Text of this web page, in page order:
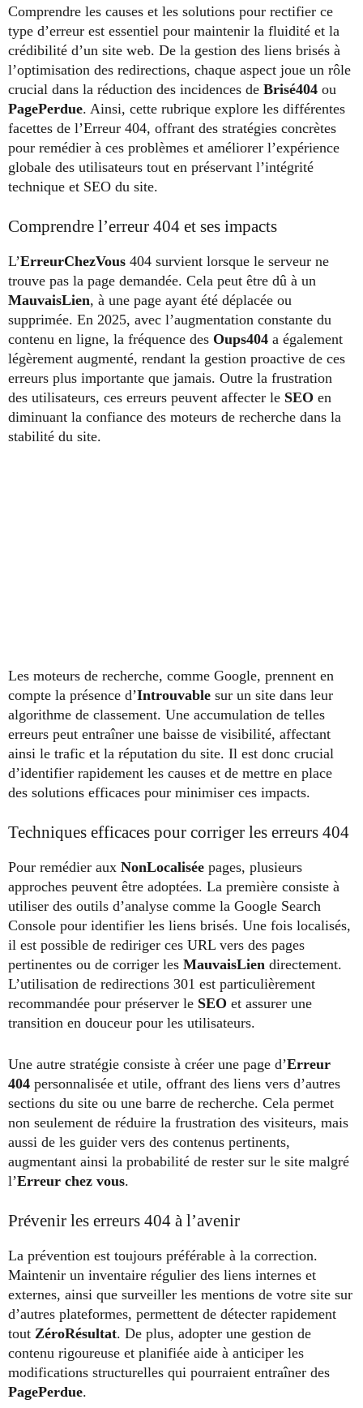
Comprendre les causes et les solutions pour rectifier ce
type d’erreur est essentiel pour maintenir la fluidité et la
crédibilité d’un site web. De la gestion des liens brisés à
l’optimisation des redirections, chaque aspect joue un rôle
crucial dans la réduction des incidences de Brisé404 ou
PagePerdue. Ainsi, cette rubrique explore les différentes
facettes de l’Erreur 404, offrant des stratégies concrètes
pour remédier à ces problèmes et améliorer l’expérience
globale des utilisateurs tout en préservant l’intégrité
technique et SEO du site.
Comprendre l’erreur 404 et ses impacts
L’ErreurChezVous 404 survient lorsque le serveur ne
trouve pas la page demandée. Cela peut être dû à un
MauvaisLien, à une page ayant été déplacée ou
supprimée. En 2025, avec l’augmentation constante du
contenu en ligne, la fréquence des Oups404 a également
légèrement augmenté, rendant la gestion proactive de ces
erreurs plus importante que jamais. Outre la frustration
des utilisateurs, ces erreurs peuvent affecter le SEO en
diminuant la confiance des moteurs de recherche dans la
stabilité du site.
Les moteurs de recherche, comme Google, prennent en
compte la présence d’Introuvable sur un site dans leur
algorithme de classement. Une accumulation de telles
erreurs peut entraîner une baisse de visibilité, affectant
ainsi le trafic et la réputation du site. Il est donc crucial
d’identifier rapidement les causes et de mettre en place
des solutions efficaces pour minimiser ces impacts.
Techniques efficaces pour corriger les erreurs 404
Pour remédier aux NonLocalisée pages, plusieurs
approches peuvent être adoptées. La première consiste à
utiliser des outils d’analyse comme la Google Search
Console pour identifier les liens brisés. Une fois localisés,
il est possible de rediriger ces URL vers des pages
pertinentes ou de corriger les MauvaisLien directement.
L’utilisation de redirections 301 est particulièrement
recommandée pour préserver le SEO et assurer une
transition en douceur pour les utilisateurs.
Une autre stratégie consiste à créer une page d’Erreur
404 personnalisée et utile, offrant des liens vers d’autres
sections du site ou une barre de recherche. Cela permet
non seulement de réduire la frustration des visiteurs, mais
aussi de les guider vers des contenus pertinents,
augmentant ainsi la probabilité de rester sur le site malgré
l’Erreur chez vous.
Prévenir les erreurs 404 à l’avenir
La prévention est toujours préférable à la correction.
Maintenir un inventaire régulier des liens internes et
externes, ainsi que surveiller les mentions de votre site sur
d’autres plateformes, permettent de détecter rapidement
tout ZéroRésultat. De plus, adopter une gestion de
contenu rigoureuse et planifiée aide à anticiper les
modifications structurelles qui pourraient entraîner des
PagePerdue.